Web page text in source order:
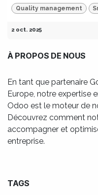
Quality management
2 oct. 2025
À PROPOS DE NOUS
En tant que partenaire
Europe, notre expertise
Odoo est le moteur de
Découvrez comment
accompagner et
entreprise.
TAGS